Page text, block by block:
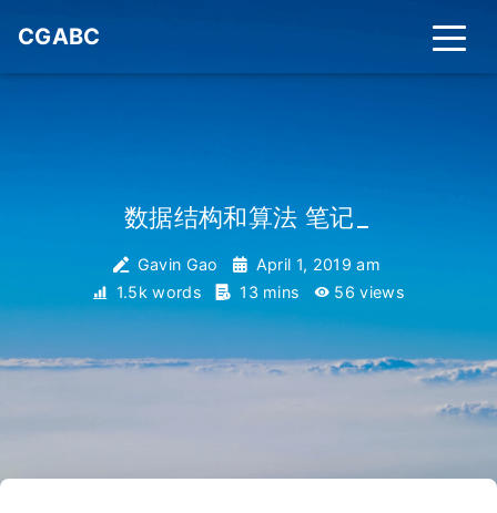
CGABC
数据结构和算法 笔记
Gavin Gao
April 1, 2019 am
1.5k words
13 mins 56 views